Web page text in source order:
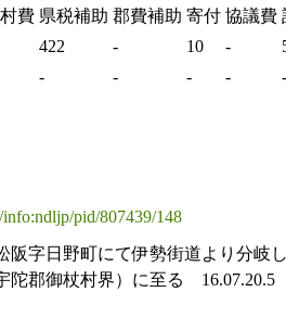
費 県税補助 郡費補助 寄付 協議費
422 - 10 -
- - - - -
pid/807439/148
阪字日野町にて伊勢街道より分岐
陀郡御杖村界）に至る